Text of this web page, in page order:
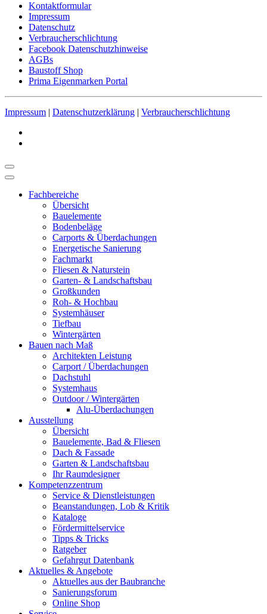
Kontaktformular
Impressum
Datenschutz
Verbraucherschlichtung
Facebook Datenschutzhinweise
AGBs
Baustoff Shop
Prima Eigenmarken Portal
Impressum | Datenschutzerklärung | Verbraucherschlichtung
Fachbereiche
Übersicht
Bauelemente
Bodenbeläge
Carports & Überdachungen
Energetische Sanierung
Fachmarkt
Fliesen & Naturstein
Garten- & Landschaftsbau
Großkunden
Roh- & Hochbau
Systemhäuser
Tiefbau
Wintergärten
Bauen nach Maß
Architekten Leistung
Carport / Überdachungen
Dachstuhl
Systemhaus
Outdoor / Wintergärten
Alu-Überdachungen
Ausstellung
Übersicht
Bauelemente, Bad & Fliesen
Dach & Fassade
Garten & Landschaftsbau
Ihr Raumdesigner
Kompetenzzentrum
Service & Dienstleistungen
Beanstandungen, Lob & Kritik
Kataloge
Fördermittelservice
Tipps & Tricks
Ratgeber
Gefahrgut Datenbank
Aktuelles & Angebote
Aktuelles aus der Baubranche
Sanierungsforum
Online Shop